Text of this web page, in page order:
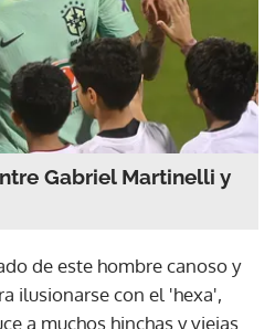
Gabriel Martinelli y
de este hombre canoso y
ilusionarse con el 'hexa',
a muchos hinchas y viejas